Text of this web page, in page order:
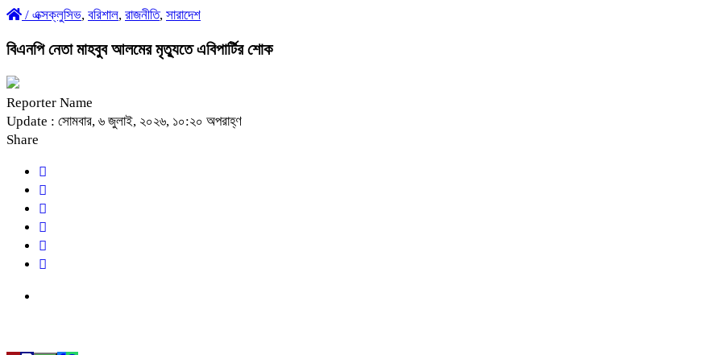
/ এক্সক্লুসিভ, বরিশাল, রাজনীতি, সারাদেশ
বিএনপি নেতা মাহবুব আলমের মৃত্যুতে এবিপার্টির শোক
Reporter Name
Update : সোমবার, ৬ জুলাই, ২০২৬, ১০:২০ অপরাহ্ণ
Share